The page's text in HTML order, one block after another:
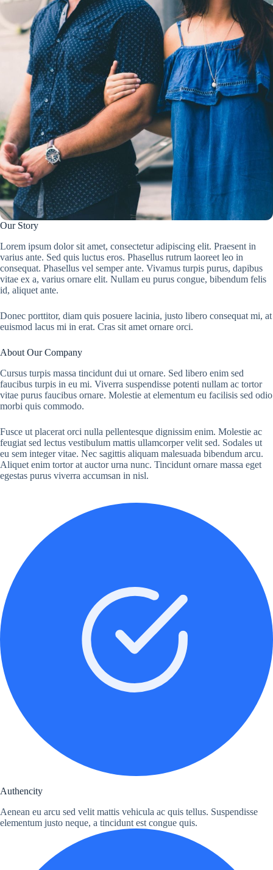
Our Story
Lorem ipsum dolor sit amet, consectetur adipiscing elit. Praesent in
varius ante. Sed quis luctus eros. Phasellus rutrum laoreet leo in
consequat. Phasellus vel semper ante. Vivamus turpis purus, dapibus
vitae ex a, varius ornare elit. Nullam eu purus congue, bibendum felis
id, aliquet ante.
Donec porttitor, diam quis posuere lacinia, justo libero consequat mi, at
euismod lacus mi in erat. Cras sit amet ornare orci.
About Our Company
Cursus turpis massa tincidunt dui ut ornare. Sed libero enim sed
faucibus turpis in eu mi. Viverra suspendisse potenti nullam ac tortor
vitae purus faucibus ornare. Molestie at elementum eu facilisis sed odio
morbi quis commodo.
Fusce ut placerat orci nulla pellentesque dignissim enim. Molestie ac
feugiat sed lectus vestibulum mattis ullamcorper velit sed. Sodales ut
eu sem integer vitae. Nec sagittis aliquam malesuada bibendum arcu.
Aliquet enim tortor at auctor urna nunc. Tincidunt ornare massa eget
egestas purus viverra accumsan in nisl.
Authencity
Aenean eu arcu sed velit mattis vehicula ac quis tellus. Suspendisse
elementum justo neque, a tincidunt est congue quis.